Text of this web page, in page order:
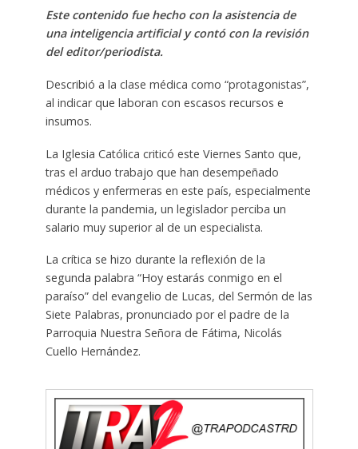
Este contenido fue hecho con la asistencia de
una inteligencia artificial y contó con la revisión
del editor/periodista.
Describió a la clase médica como “protagonistas”,
al indicar que laboran con escasos recursos e
insumos.
La Iglesia Católica criticó este Viernes Santo que,
tras el arduo trabajo que han desempeñado
médicos y enfermeras en este país, especialmente
durante la pandemia, un legislador perciba un
salario muy superior al de un especialista.
La crítica se hizo durante la reflexión de la
segunda palabra “Hoy estarás conmigo en el
paraíso” del evangelio de Lucas, del Sermón de las
Siete Palabras, pronunciado por el padre de la
Parroquia Nuestra Señora de Fátima, Nicolás
Cuello Hernández.